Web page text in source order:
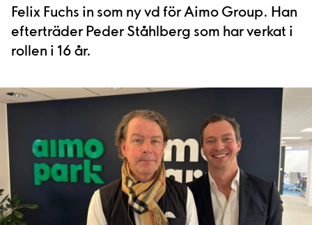
Felix Fuchs in som ny vd för Aimo Group. Han
efterträder Peder Ståhlberg som har verkat i
rollen i 16 år.